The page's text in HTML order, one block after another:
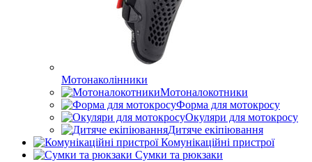
Мотонаколінники
Мотоналокотники
Форма для мотокросу
Окуляри для мотокросу
Дитяче екіпіювання
Комунікаційні пристрої
Сумки та рюкзаки